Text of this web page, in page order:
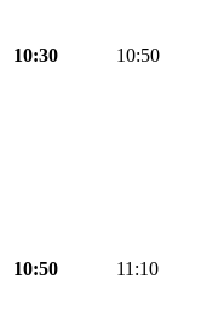
10:30 10:50
10:50 11:10